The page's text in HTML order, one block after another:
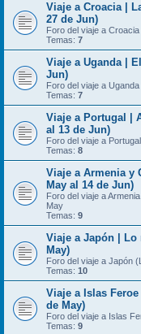
Viaje a Croacia |
27 de Jun)
Foro del viaje a
Temas: 7
Viaje a Uganda |
Jun)
Foro del viaje a
Temas: 7
Viaje a Portugal |
al 13 de Jun)
Foro del viaje a
Temas: 8
Viaje a Armenia y
May al 14 de Jun)
Foro del viaje a
May
Temas: 9
Viaje a Japón | Lo
May)
Foro del viaje a Japón
Temas: 10
Viaje a Islas
de May)
Foro del viaje a Islas
Temas: 9